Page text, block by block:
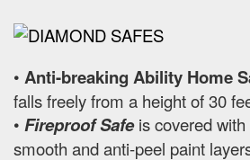
• Anti-breaking Ability Home
falls freely from a height of 30
• Fireproof Safeis covered with
smooth and anti-peel paint